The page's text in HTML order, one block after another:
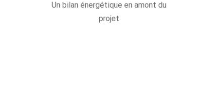
Un bilan énergétique en amont du
projet
l’amélioration des performances, ainsi
que leur priorité.